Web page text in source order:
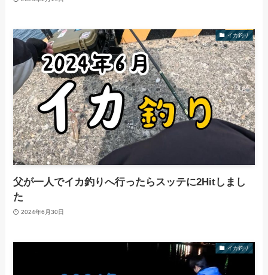
イカ釣り
父が一人でイカ釣りへ行ったらスッテに2Hitしまし
た
2024年6月30日
イカ釣り